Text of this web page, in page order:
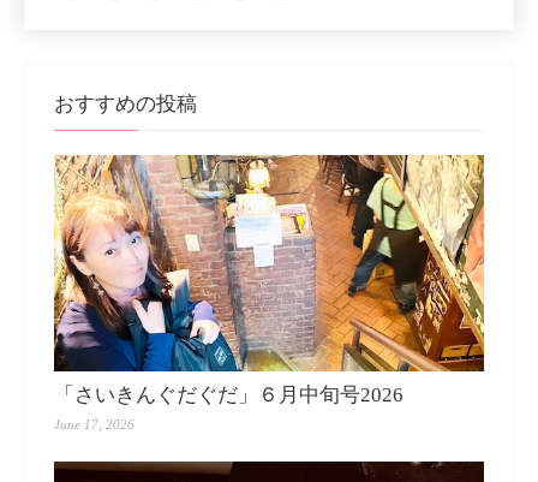
おすすめの投稿
「さいきんぐだぐだ」６月中旬号2026
June 17, 2026